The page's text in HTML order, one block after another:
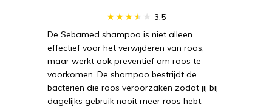
3.5
De Sebamed shampoo is niet alleen
effectief voor het verwijderen van roos,
maar werkt ook preventief om roos te
voorkomen. De shampoo bestrijdt de
bacteriën die roos veroorzaken zodat jij bij
dagelijks gebruik nooit meer roos hebt.